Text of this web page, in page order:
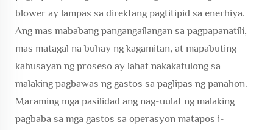
blower ay lampas sa direktang pagtitipid sa enerhiya.
Ang mas mababang pangangailangan sa pagpapanatili,
mas matagal na buhay ng kagamitan, at mapabuting
kahusayan ng proseso ay lahat nakakatulong sa
malaking pagbawas ng gastos sa paglipas ng panahon.
Maraming mga pasilidad ang nag-uulat ng malaking
pagbaba sa mga gastos sa operasyon matapos i-